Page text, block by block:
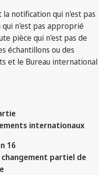
notification qui n'est pas
n'est pas approprié
pièce qui n'est pas de
échantillons ou des
et le Bureau international
internationaux
16
partiel de